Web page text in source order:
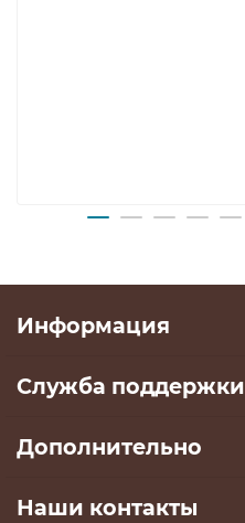
Информация
Служба поддержки
Дополнительно
Наши контакты